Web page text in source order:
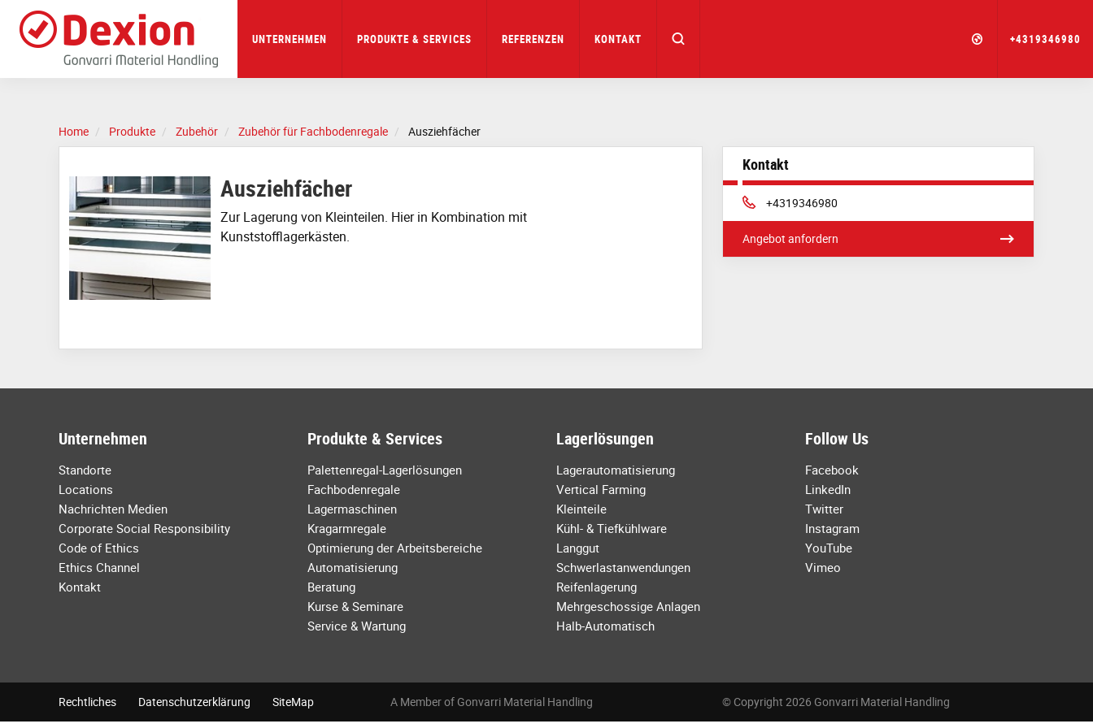
main
UNTERNEHMEN PRODUKTE & SERVICES REFERENZEN KONTAKT +4319346980
Home Produkte Zubehör Zubehör für Fachbodenregale Ausziehfächer
Ausziehfächer
Zur Lagerung von Kleinteilen. Hier in Kombination mit
Kunststofflagerkästen.
Kontakt
Phone:
+4319346980
Angebot anfordern
Unternehmen
Standorte
Locations
Nachrichten Medien
Corporate Social Responsibility
Code of Ethics
Ethics Channel
Kontakt
Produkte & Services
Palettenregal-Lagerlösungen
Fachbodenregale
Lagermaschinen
Kragarmregale
Optimierung der Arbeitsbereiche
Automatisierung
Beratung
Kurse & Seminare
Service & Wartung
Lagerlösungen
Lagerautomatisierung
Vertical Farming
Kleinteile
Kühl- & Tiefkühlware
Langgut
Schwerlastanwendungen
Reifenlagerung
Mehrgeschossige Anlagen
Halb-Automatisch
Follow Us
Facebook
LinkedIn
Twitter
Instagram
YouTube
Vimeo
Rechtliches Datenschutzerklärung SiteMap A Member of Gonvarri Material Handling © Copyright 2026 Gonvarri Material Handling